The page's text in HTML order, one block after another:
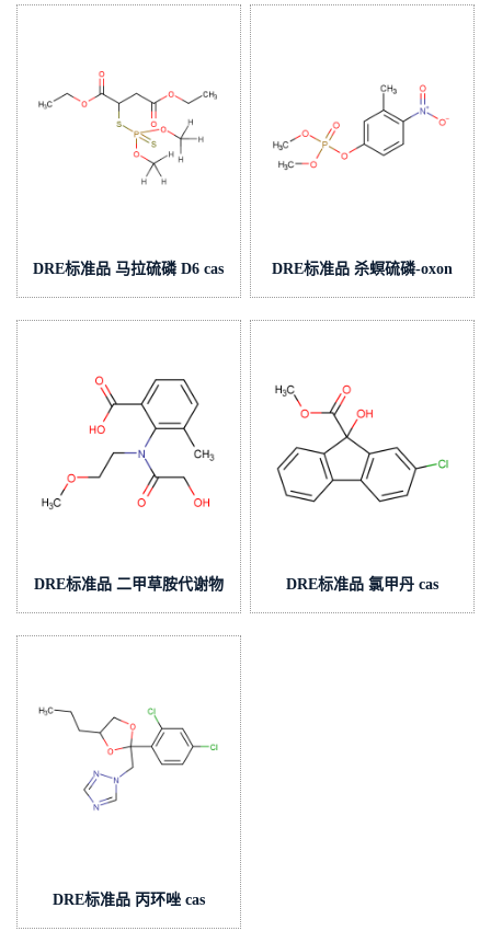
DRE标准品 马拉硫磷 D6 cas
号:1189877-72-2 (泰坦现货供
DRE标准品 杀螟硫磷-oxon
cas号:2255-17-6 (泰坦现货供
DRE标准品 二甲草胺代谢物
SYN 530561 cas号:1138220-
DRE标准品 氯甲丹 cas
号:2536-31-4 (泰坦现货供应)
DRE标准品 丙环唑 cas